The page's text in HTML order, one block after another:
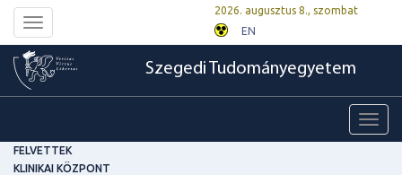
Toggle
navigation
2026. augusztus 8., szombat
EN
Szegedi Tudományegyetem
FELVETTEK
KLINIKAI KÖZPONT